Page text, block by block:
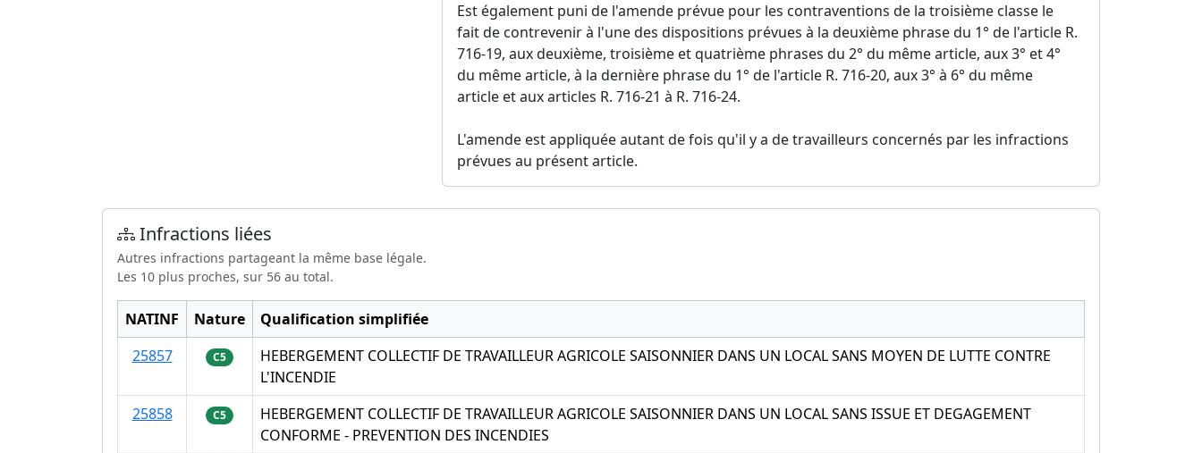
Est également puni de l'amende prévue pour les contraventions de la troisième classe le
fait de contrevenir à l'une des dispositions prévues à la deuxième phrase du 1° de l'article R.
716-19, aux deuxième, troisième et quatrième phrases du 2° du même article, aux 3° et 4°
du même article, à la dernière phrase du 1° de l'article R. 716-20, aux 3° à 6° du même
article et aux articles R. 716-21 à R. 716-24.
L'amende est appliquée autant de fois qu'il y a de travailleurs concernés par les infractions
prévues au présent article.
Infractions liées
Autres infractions partageant la même base légale.
Les 10 plus proches, sur 56 au total.
NATINF Nature
Qualification simplifiée
25857
C5
HEBERGEMENT COLLECTIF DE TRAVAILLEUR AGRICOLE SAISONNIER DANS UN LOCAL SANS MOYEN DE LUTTE CONTRE
L'INCENDIE
25858
C5
HEBERGEMENT COLLECTIF DE TRAVAILLEUR AGRICOLE SAISONNIER DANS UN LOCAL SANS ISSUE ET DEGAGEMENT
CONFORME - PREVENTION DES INCENDIES